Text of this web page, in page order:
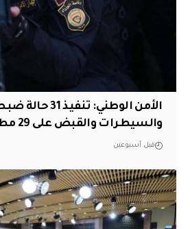
الأمن الوطني:
والسيطرات والقبض على 29 مطلوباً
قبل أسبوعين